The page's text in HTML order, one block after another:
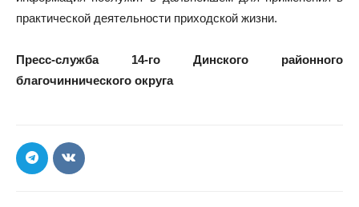
практической деятельности приходской жизни.
Пресс-служба 14-го Динского районного
благочиннического округа